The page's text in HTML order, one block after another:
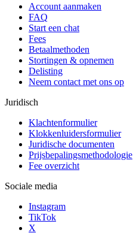
Account aanmaken
FAQ
Start een chat
Fees
Betaalmethoden
Stortingen & opnemen
Delisting
Neem contact met ons op
Juridisch
Klachtenformulier
Klokkenluidersformulier
Juridische documenten
Prijsbepalingsmethodologie
Fee overzicht
Sociale media
Instagram
TikTok
X